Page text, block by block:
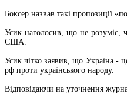
Боксер назвав такі пропозиції
Усик наголосив, що не розуміє,
США.
Усик чітко заявив, що Україна -
рф проти українського народу.
Відповідаючи на уточнення